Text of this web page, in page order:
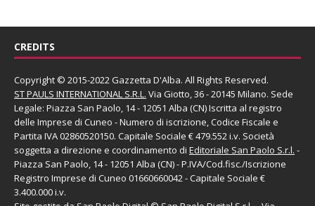
CREDITS
Copyright © 2015-2022 Gazzetta D'Alba. All Rights Reserved.
ST PAULS INTERNATIONAL S.R.L. Via Giotto, 36 - 20145 Milano. Sede
Legale: Piazza San Paolo, 14 - 12051 Alba (CN) Iscritta al registro
delle Imprese di Cuneo - Numero di iscrizione, Codice Fiscale e
Partita IVA 02860520150. Capitale Sociale € 479.552 i.v. Società
soggetta a direzione e coordinamento di Editoriale San Paolo S.r.l. -
Piazza San Paolo, 14 - 12051 Alba (CN) - P.IVA/Cod.fisc./Iscrizione
Registro Imprese di Cuneo 01660660042 - Capitale Sociale €
3.400.000 i.v.